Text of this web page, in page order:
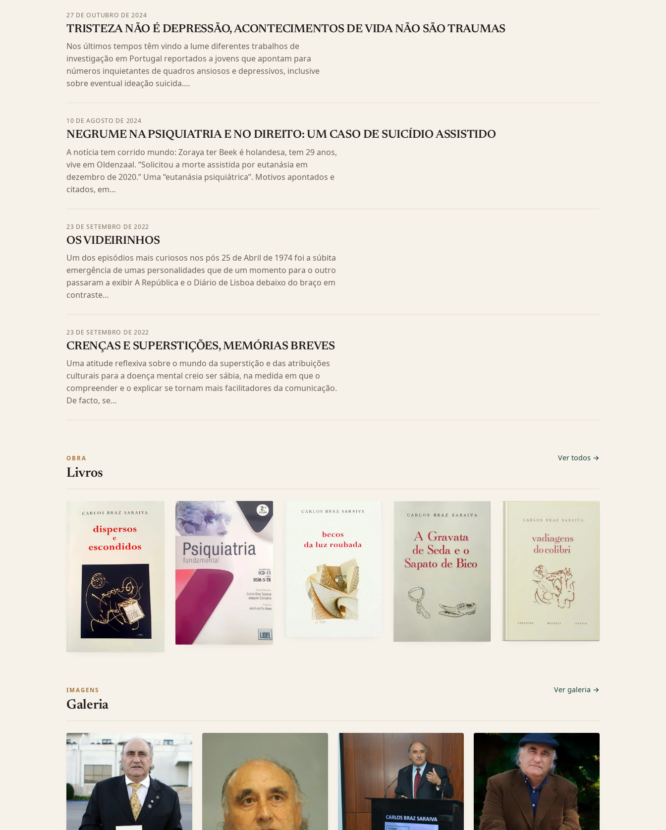
27 DE OUTUBRO DE 2024
TRISTEZA NÃO É DEPRESSÃO, ACONTECIMENTOS DE VIDA NÃO SÃO TRAUMAS
Nos últimos tempos têm vindo a lume diferentes trabalhos de
investigação em Portugal reportados a jovens que apontam para
números inquietantes de quadros ansiosos e depressivos, inclusive
sobre eventual ideação suicida.…
10 DE AGOSTO DE 2024
NEGRUME NA PSIQUIATRIA E NO DIREITO: UM CASO DE SUICÍDIO ASSISTIDO
A notícia tem corrido mundo: Zoraya ter Beek é holandesa, tem 29 anos,
vive em Oldenzaal. “Solicitou a morte assistida por eutanásia em
dezembro de 2020.” Uma “eutanásia psiquiátrica”. Motivos apontados e
citados, em…
23 DE SETEMBRO DE 2022
OS VIDEIRINHOS
Um dos episódios mais curiosos nos pós 25 de Abril de 1974 foi a súbita
emergência de umas personalidades que de um momento para o outro
passaram a exibir A República e o Diário de Lisboa debaixo do braço em
contraste…
23 DE SETEMBRO DE 2022
CRENÇAS E SUPERSTIÇÕES, MEMÓRIAS BREVES
Uma atitude reflexiva sobre o mundo da superstição e das atribuições
culturais para a doença mental creio ser sábia, na medida em que o
compreender e o explicar se tornam mais facilitadores da comunicação.
De facto, se…
OBRA
Livros
Ver todos →
IMAGENS
Galeria
Ver galeria →